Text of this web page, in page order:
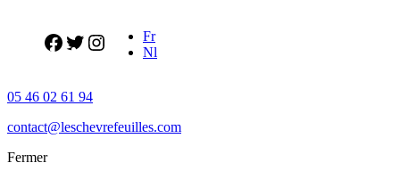
Fr
Nl
05 46 02 61 94
contact@leschevrefeuilles.com
Fermer